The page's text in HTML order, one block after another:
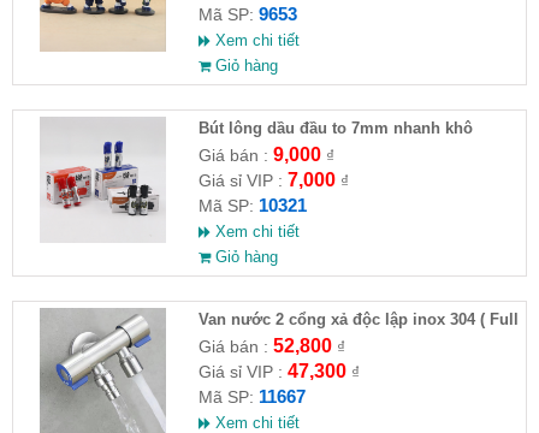
Mã SP: 9653
Xem chi tiết
Giỏ hàng
Bút lông dầu đầu to 7mm nhanh khô
Giá bán : 9,000₫
Giá sỉ VIP : 7,000₫
Mã SP: 10321
Xem chi tiết
Giỏ hàng
Van nước 2 cổng xả độc lập inox 304 ( Full
VAT )
Giá bán : 52,800₫
Giá sỉ VIP : 47,300₫
Mã SP: 11667
Xem chi tiết